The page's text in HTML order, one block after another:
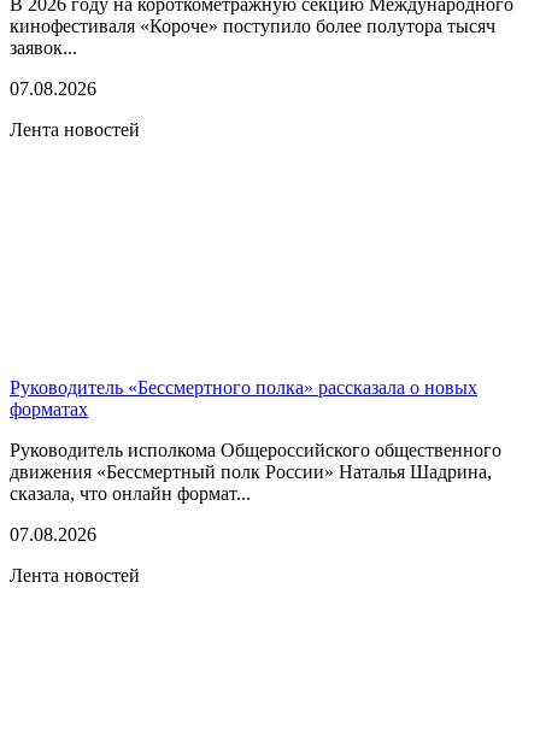
кинофестиваля «Короче» поступило более полутора тысяч
заявок...
07.08.2026
Лента новостей
Руководитель «Бессмертного полка» рассказала о новых
форматах
Руководитель исполкома Общероссийского общественного
движения «Бессмертный полк России» Наталья Шадрина,
сказала, что онлайн формат...
07.08.2026
Лента новостей